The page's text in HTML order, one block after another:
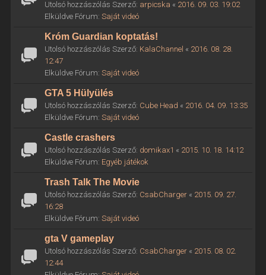
Utolsó hozzászólás Szerző: arpicska « 2016. 09. 03. 19:02
Elküldve Fórum: Saját videó
Króm Guardian koptatás!
Utolsó hozzászólás Szerző: KalaChannel « 2016. 08. 28.
12:47
Elküldve Fórum: Saját videó
GTA 5 Hülyülés
Utolsó hozzászólás Szerző: Cube Head « 2016. 04. 09. 13:35
Elküldve Fórum: Saját videó
Castle crashers
Utolsó hozzászólás Szerző: domikax1 « 2015. 10. 18. 14:12
Elküldve Fórum: Egyéb játékok
Trash Talk The Movie
Utolsó hozzászólás Szerző: CsabCharger« 2015. 09. 27.
16:28
Elküldve Fórum: Saját videó
gta V gameplay
Utolsó hozzászólás Szerző: CsabCharger« 2015. 08. 02.
12:44